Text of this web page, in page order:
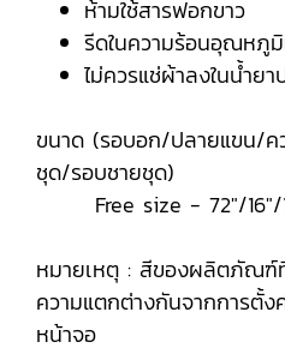
ห้ามใช้สารฟอกขาว
รีดในความร้อนอุณหภูมิ
ไม่ควรแช่ผ้าลงในน้ำย
ขนาด (รอบอก/ปลายแขน/ค
ชุด/รอบชายชุด)
Free size - 72"/16"/
หมายเหตุ : สีของผลิตภัณฑ์
ความแตกต่างกันจากการตั้
หน้าจอ